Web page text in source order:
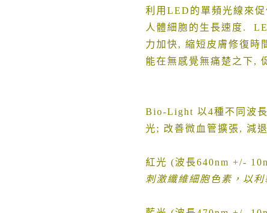
利用 LED 的單頻光線來
人體細胞的生長速度.
力加快, 縮短皮膚修復時
能在無感覺無痛楚之下,
Bio-Light 以4種不同波
光; 改善微血管擴張, 減
紅光 (波長640nm +/-
刺激纖維細胞色素，以